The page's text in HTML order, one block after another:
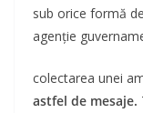
sub orice formă
agenţie
colectarea unei
astfel de mesaje.